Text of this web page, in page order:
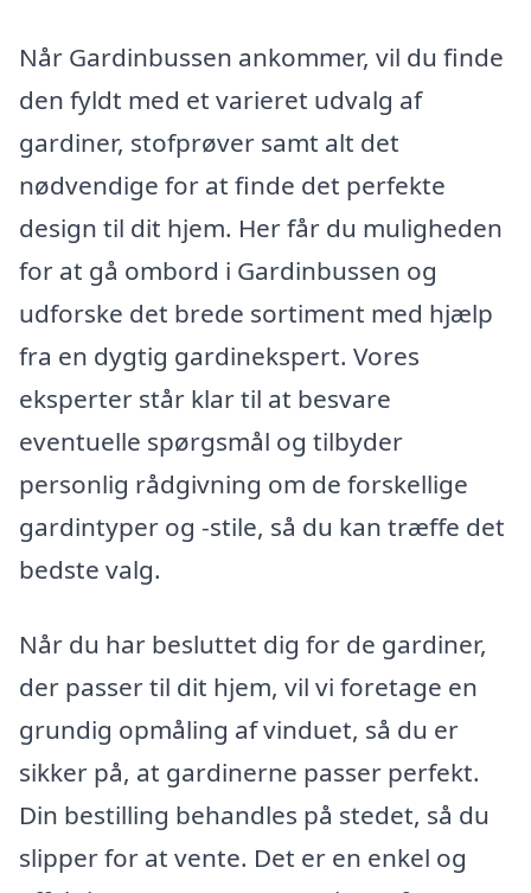
Når Gardinbussen ankommer, vil du finde
den fyldt med et varieret udvalg af
gardiner, stofprøver samt alt det
nødvendige for at finde det perfekte
design til dit hjem. Her får du muligheden
for at gå ombord i Gardinbussen og
udforske det brede sortiment med hjælp
fra en dygtig gardinekspert. Vores
eksperter står klar til at besvare
eventuelle spørgsmål og tilbyder
personlig rådgivning om de forskellige
gardintyper og -stile, så du kan træffe det
bedste valg.
Når du har besluttet dig for de gardiner,
der passer til dit hjem, vil vi foretage en
grundig opmåling af vinduet, så du er
sikker på, at gardinerne passer perfekt.
Din bestilling behandles på stedet, så du
slipper for at vente. Det er en enkel og